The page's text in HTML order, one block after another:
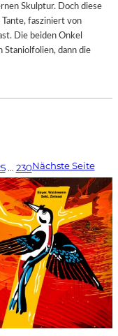
Skulptur. Doch diese
fasziniert von
Die beiden Onkel
Staniolfolien, dann die
… 230Nächste Seite